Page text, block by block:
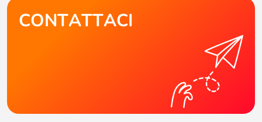
CONTATTACI